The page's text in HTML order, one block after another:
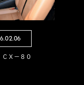
ＣＸ－８０